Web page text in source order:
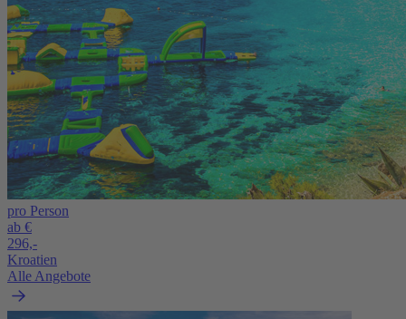
pro Person
ab €
296,-
Kroatien
Alle Angebote